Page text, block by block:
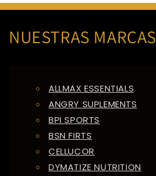
NUESTRAS MARCAS
ALLMAX ESSENTIALS
ANGRY SUPLEMENTS
BPI SPORTS
BSN FIRTS
CELLUCOR
DYMATIZE NUTRITION